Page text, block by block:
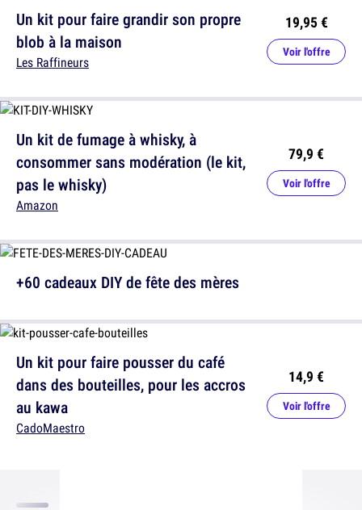
Un kit de fumage à whisky, à
consommer sans modération (le kit,
pas le whisky)
Amazon
79,9 €
Voir l'offre
Un kit pour faire pousser du café
dans des bouteilles, pour les accros
au kawa
CadoMaestro
14,9 €
Voir l'offre
Un kit pour faire grandir son propre
blob à la maison
Les Raffineurs
19,95 €
Voir l'offre
+60 cadeaux DIY de fête des mères